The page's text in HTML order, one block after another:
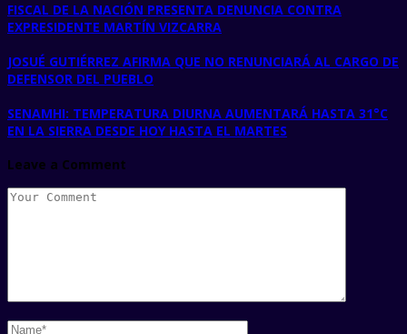
FISCAL DE LA NACIÓN PRESENTA DENUNCIA CONTRA
EXPRESIDENTE MARTÍN VIZCARRA
JOSUÉ GUTIÉRREZ AFIRMA QUE NO RENUNCIARÁ AL CARGO DE
DEFENSOR DEL PUEBLO
SENAMHI: TEMPERATURA DIURNA AUMENTARÁ HASTA 31°C
EN LA SIERRA DESDE HOY HASTA EL MARTES
Leave a Comment